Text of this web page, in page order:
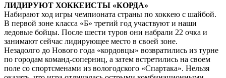
ЛИДИРУЮТ ХОККЕИСТЫ «КОРДА»
Набирают ход игры чемпионата страны по хоккею с шайбой.
В первой зоне класса «Б» третий год участвуют и наши
ледовые бойцы. После шести туров они набрали 22 очка и
занимают сейчас лидирующее место в своей зоне.
Незадолго до Нового года «кордовцы» возвратились из турне
по городам команд-соперниц, а затем встретились на своем
поле со спортсменами из вологодского «Спартака». Нельзя